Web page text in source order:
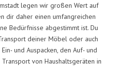
legen wir großen Wert auf
dir daher einen umfangreichen
Bedürfnisse abgestimmt ist. Du
deiner Möbel oder auch
und Auspacken, den Auf- und
von Haushaltsgeräten in